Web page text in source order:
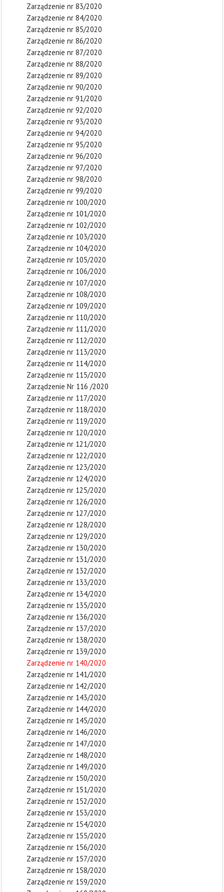
Zarządzenie nr 83/2020
Zarządzenie nr 84/2020
Zarządzenie nr 85/2020
Zarządzenie nr 86/2020
Zarządzenie nr 87/2020
Zarządzenie nr 88/2020
Zarządzenie nr 89/2020
Zarządzenie nr 90/2020
Zarządzenie nr 91/2020
Zarządzenie nr 92/2020
Zarządzenie nr 93/2020
Zarządzenie nr 94/2020
Zarządzenie nr 95/2020
Zarządzenie nr 96/2020
Zarządzenie nr 97/2020
Zarządzenie nr 98/2020
Zarządzenie nr 99/2020
Zarządzenie nr 100/2020
Zarządzenie nr 101/2020
Zarządzenie nr 102/2020
Zarządzenie nr 103/2020
Zarządzenie nr 104/2020
Zarządzenie nr 105/2020
Zarządzenie nr 106/2020
Zarządzenie nr 107/2020
Zarządzenie nr 108/2020
Zarządzenie nr 109/2020
Zarządzenie nr 110/2020
Zarządzenie nr 111/2020
Zarządzenie nr 112/2020
Zarządzenie nr 113/2020
Zarządzenie nr 114/2020
Zarządzenie nr 115/2020
Zarządzenie Nr 116 /2020
Zarządzenie nr 117/2020
Zarządzenie nr 118/2020
Zarządzenie nr 119/2020
Zarządzenie nr 120/2020
Zarządzenie nr 121/2020
Zarządzenie nr 122/2020
Zarządzenie nr 123/2020
Zarządzenie nr 124/2020
Zarządzenie nr 125/2020
Zarządzenie nr 126/2020
Zarządzenie nr 127/2020
Zarządzenie nr 128/2020
Zarządzenie nr 129/2020
Zarządzenie nr 130/2020
Zarządzenie nr 131/2020
Zarządzenie nr 132/2020
Zarządzenie nr 133/2020
Zarządzenie nr 134/2020
Zarządzenie nr 135/2020
Zarządzenie nr 136/2020
Zarządzenie nr 137/2020
Zarządzenie nr 138/2020
Zarządzenie nr 139/2020
Zarządzenie nr 140/2020
Zarządzenie nr 141/2020
Zarządzenie nr 142/2020
Zarządzenie nr 143/2020
Zarządzenie nr 144/2020
Zarządzenie nr 145/2020
Zarządzenie nr 146/2020
Zarządzenie nr 147/2020
Zarządzenie nr 148/2020
Zarządzenie nr 149/2020
Zarządzenie nr 150/2020
Zarządzenie nr 151/2020
Zarządzenie nr 152/2020
Zarządzenie nr 153/2020
Zarządzenie nr 154/2020
Zarządzenie nr 155/2020
Zarządzenie nr 156/2020
Zarządzenie nr 157/2020
Zarządzenie nr 158/2020
Zarządzenie nr 159/2020